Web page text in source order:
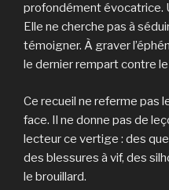
profondément évocatrice.
Elle ne cherche pas à
témoigner. À graver
le dernier rempart contre
Ce recueil ne referme pas
face. Il ne donne pas de
lecteur ce vertige : des
des blessures à vif, des
le brouillard.